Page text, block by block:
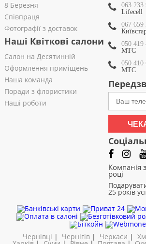
8 Березня
Співпраця
Фотографії з доставок
Наші Квіткові салони
Салон на Десятинній
Оформлення приміщень
Наша команда
Поради з флористики
Наші роботи
063 233
Lifecell
067 659
050 419
МТС
050 410
МТС
Компанія
році
25 років
Чернівці | Чернігів| Черкаси |